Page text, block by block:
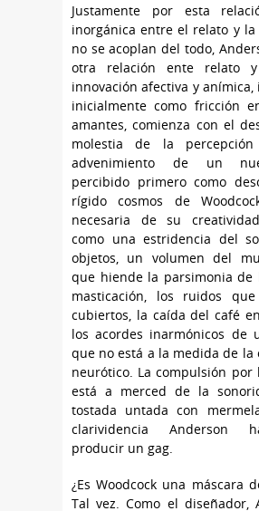
Justamente por esta
inorgánica entre el relato y la
no se acoplan del todo,
otra relación ente relato
innovación afectiva y
inicialmente como fricción
amantes, comienza con el
molestia de la
advenimiento de un
percibido primero como
rígido cosmos de
necesaria de su
como una estridencia del
objetos, un volumen del
que hiende la parsimonia de
masticación, los ruidos
cubiertos, la caída del café
los acordes inarmónicos de
que no está a la medida de la
neurótico. La compulsión por
está a merced de la
tostada untada con
clarividencia Anderson
producir un gag.
¿Es Woodcock una máscara
Tal vez. Como el diseñador,